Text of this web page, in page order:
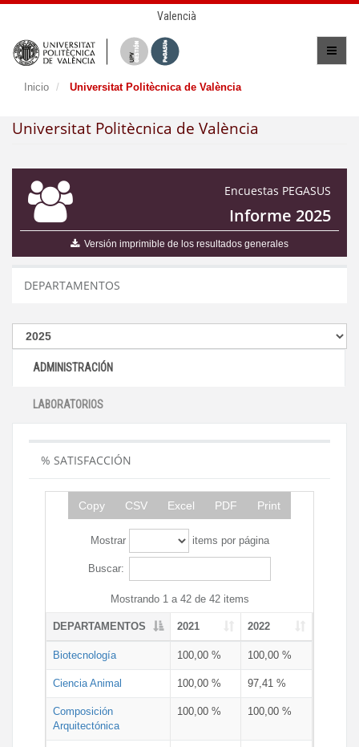
Valencià
Inicio Universitat Politècnica de València
Universitat Politècnica de València
Encuestas PEGASUS
Informe 2025
Versión imprimible de los resultados generales
DEPARTAMENTOS
ADMINISTRACIÓN
LABORATORIOS
% SATISFACCIÓN
Copy CSV Excel PDF Print
Mostrar items por página
Buscar:
Mostrando 1 a 42 de 42 items
DEPARTAMENTOS 2021 2022
Biotecnología 100,00 % 100,00 %
Ciencia Animal 100,00 % 97,41 %
Composición
Arquitectónica
100,00 % 100,00 %